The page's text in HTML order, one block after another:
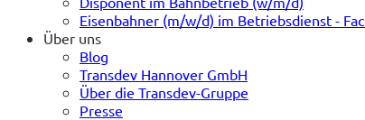
Eisenbahner (m/w/d) im Betriebsdienst -
Über uns
Blog
Transdev Hannover GmbH
Über die Transdev-Gruppe
Presse